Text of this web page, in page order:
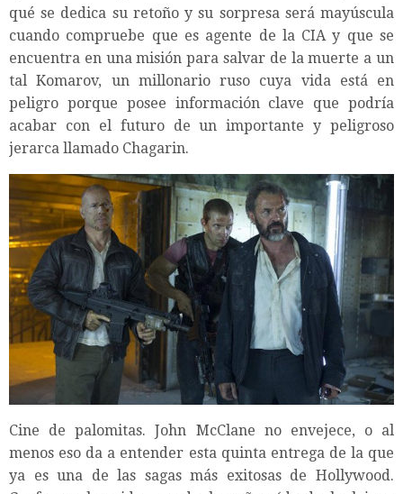
qué se dedica su retoño y su sorpresa será mayúscula
cuando compruebe que es agente de la CIA y que se
encuentra en una misión para salvar de la muerte a un
tal Komarov, un millonario ruso cuya vida está en
peligro porque posee información clave que podría
acabar con el futuro de un importante y peligroso
jerarca llamado Chagarin.
Cine de palomitas. John McClane no envejece, o al
menos eso da a entender esta quinta entrega de la que
ya es una de las sagas más exitosas de Hollywood.